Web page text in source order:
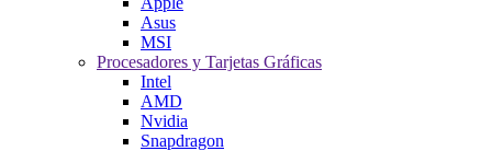
Asus
MSI
Procesadores y Tarjetas Gráficas
Intel
AMD
Nvidia
Snapdragon